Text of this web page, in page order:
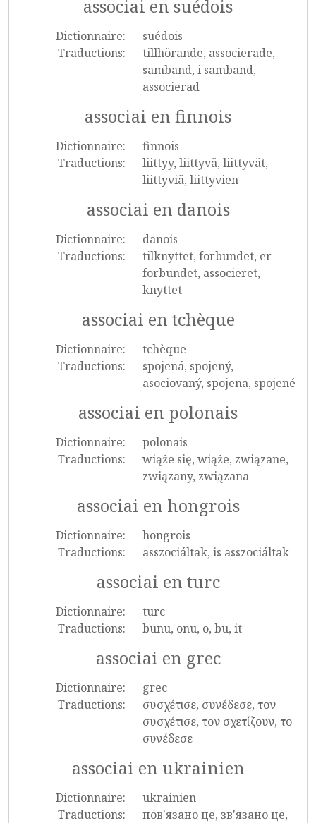
associai en suédois
Dictionnaire:
suédois
Traductions:
tillhörande, associerade,
samband, i samband,
associerad
associai en finnois
Dictionnaire:
finnois
Traductions:
liittyy, liittyvä, liittyvät,
liittyviä, liittyvien
associai en danois
Dictionnaire:
danois
Traductions:
tilknyttet, forbundet, er
forbundet, associeret,
knyttet
associai en tchèque
Dictionnaire:
tchèque
Traductions:
spojená, spojený,
asociovaný, spojena, spojené
associai en polonais
Dictionnaire:
polonais
Traductions:
wiąże się, wiąże, związane,
związany, związana
associai en hongrois
Dictionnaire:
hongrois
Traductions:
asszociáltak, is asszociáltak
associai en turc
Dictionnaire:
turc
Traductions:
bunu, onu, o, bu, it
associai en grec
Dictionnaire:
grec
Traductions:
συσχέτισε, συνέδεσε, τον
συσχέτισε, τον σχετίζουν, το
συνέδεσε
associai en ukrainien
Dictionnaire:
ukrainien
Traductions:
пов'язано це, зв'язано це,